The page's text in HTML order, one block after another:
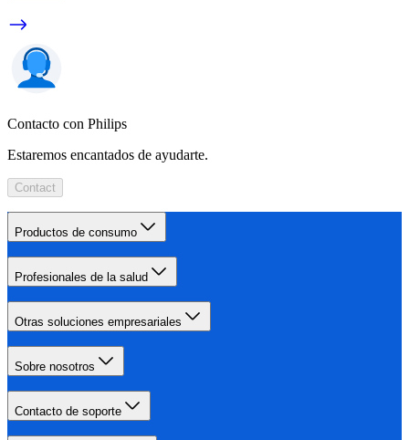
Contacto con Philips
Estaremos encantados de ayudarte.
Contact
Productos de consumo
Profesionales de la salud
Otras soluciones empresariales
Sobre nosotros
Contacto de soporte